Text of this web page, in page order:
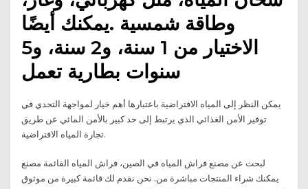
وطاقة شمسية .يمكنك أيضًا
الاختيار من 1 سنة، و2 سنة، و5
سنوات بطارية تعمل
يمكن النظر إلى المياه الافتراضية باعتبارها أهم خيار لمواجهة التحدي في
توفير الأمن الغذائي الذي يرتبط إلى حد كبير بالأمن المائي عن طريق
تجارة المياه الافتراضية.
لبحث عن مصنع فراش المياه في الصين، فراش المياه القائمة مصنع
يمكنك شراء المنتجات مباشرة من. نحن نقدم لك قائمة كبيرة من موثوق